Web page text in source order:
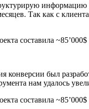
Так как с
был
нам удалось